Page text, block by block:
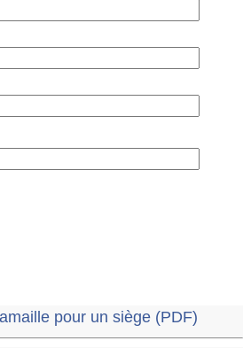
pour un siège (PDF)